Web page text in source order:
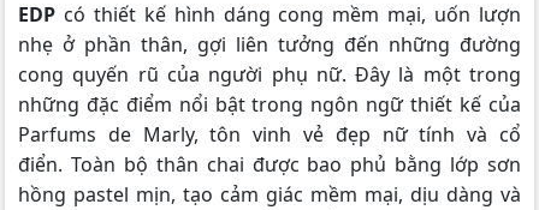
EDP có thiết kế hình dáng cong mềm mại, uốn lượn
nhẹ ở phần thân, gợi liên tưởng đến những đường
cong quyến rũ của người phụ nữ. Đây là một trong
những đặc điểm nổi bật trong ngôn ngữ thiết kế của
Parfums de Marly, tôn vinh vẻ đẹp nữ tính và cổ
điển. Toàn bộ thân chai được bao phủ bằng lớp sơn
hồng pastel mịn, tạo cảm giác mềm mại, dịu dàng và